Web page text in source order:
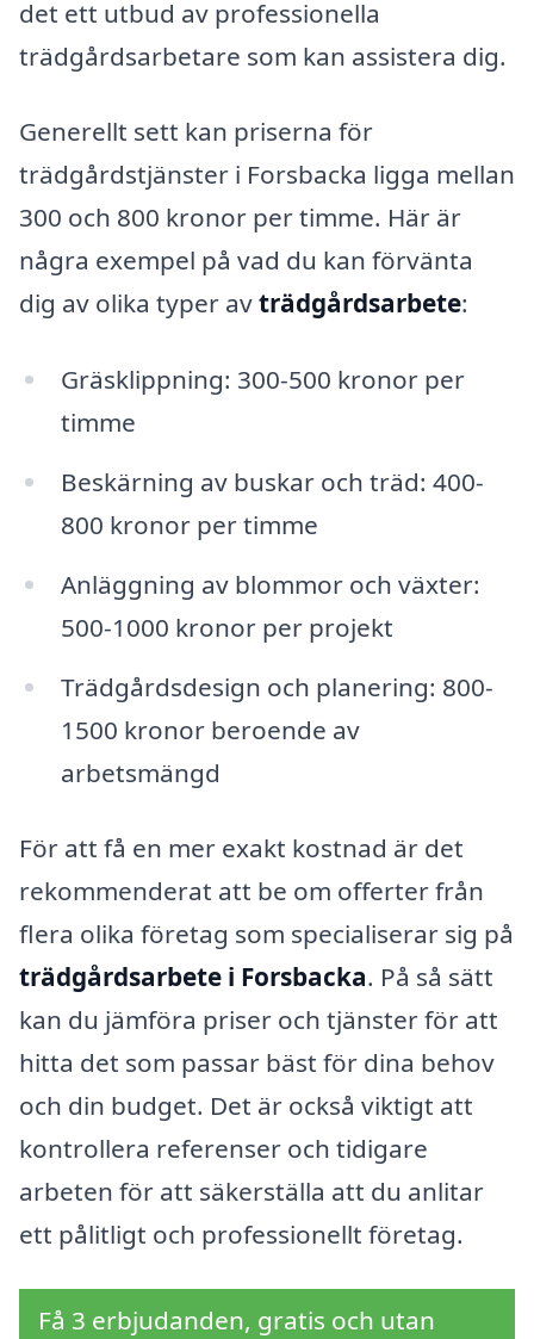
det ett utbud av professionella
trädgårdsarbetare som kan assistera dig.
Generellt sett kan priserna för
trädgårdstjänster i Forsbacka ligga mellan
300 och 800 kronor per timme. Här är
några exempel på vad du kan förvänta
dig av olika typer avträdgårdsarbete:
Gräsklippning: 300-500 kronor per
timme
Beskärning av buskar och träd: 400-
800 kronor per timme
Anläggning av blommor och växter:
500-1000 kronor per projekt
Trädgårdsdesign och planering: 800-
1500 kronor beroende av
arbetsmängd
För att få en mer exakt kostnad är det
rekommenderat att be om offerter från
flera olika företag som specialiserar sig på
trädgårdsarbete i Forsbacka. På så sätt
kan du jämföra priser och tjänster för att
hitta det som passar bäst för dina behov
och din budget. Det är också viktigt att
kontrollera referenser och tidigare
arbeten för att säkerställa att du anlitar
ett pålitligt och professionellt företag.
Få 3 erbjudanden, gratis och utan